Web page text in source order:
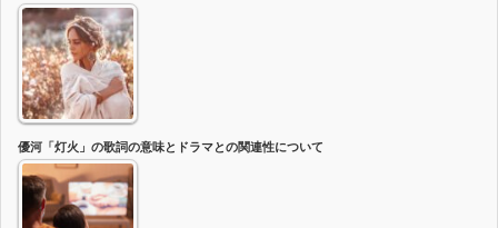
優河「灯火」の歌詞の意味とドラマとの関連性について